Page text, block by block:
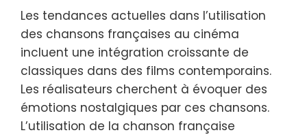
Les tendances actuelles dans l’utilisation
des chansons françaises au cinéma
incluent une intégration croissante de
classiques dans des films contemporains.
Les réalisateurs cherchent à évoquer des
émotions nostalgiques par ces chansons.
L’utilisation de la chanson française